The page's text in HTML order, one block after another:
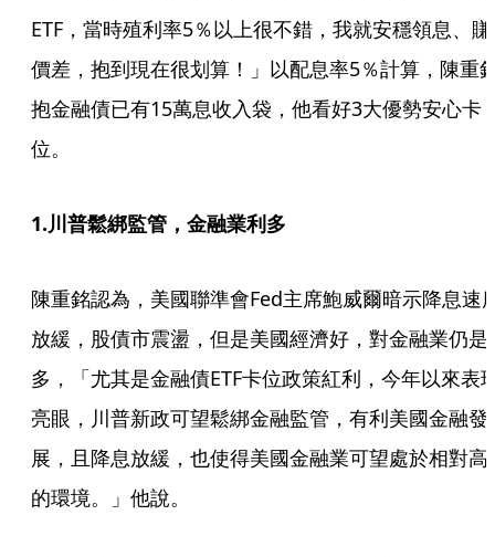
ETF，當時殖利率5％以上很不錯，我就安穩領息、賺
價差，抱到現在很划算！」以配息率5％計算，陳重
抱金融債已有15萬息收入袋，他看好3大優勢安心卡
位。
1.川普鬆綁監管，金融業利多
陳重銘認為，美國聯準會Fed主席鮑威爾暗示降息速
放緩，股債市震盪，但是美國經濟好，對金融業仍是
多，「尤其是金融債ETF卡位政策紅利，今年以來表
亮眼，川普新政可望鬆綁金融監管，有利美國金融發
展，且降息放緩，也使得美國金融業可望處於相對高
的環境。」他說。